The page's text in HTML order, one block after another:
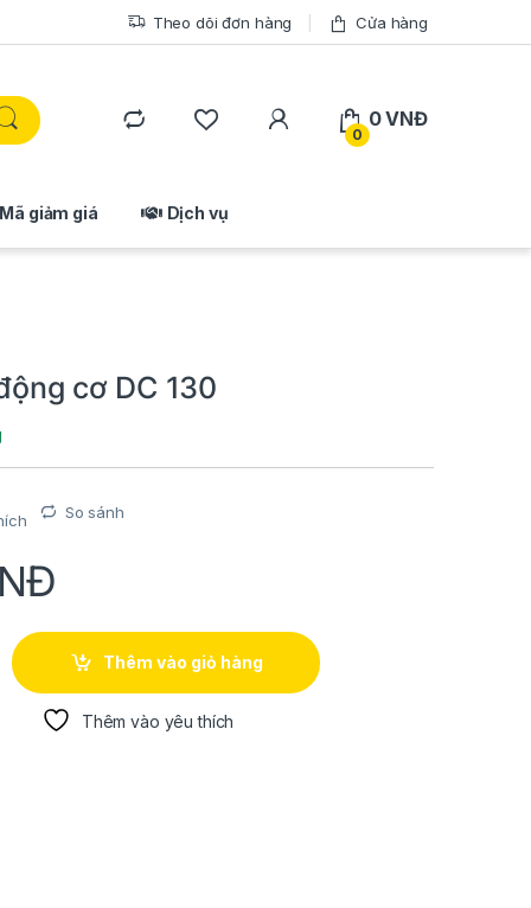
Theo dõi đơn hàng Cửa hàng
0
0VNĐ
Mã giảm giá Dịch vụ
cơ DC 130
So sánh
130 số lượng
Thêm vào giỏ hàng
Thêm vào yêu thích